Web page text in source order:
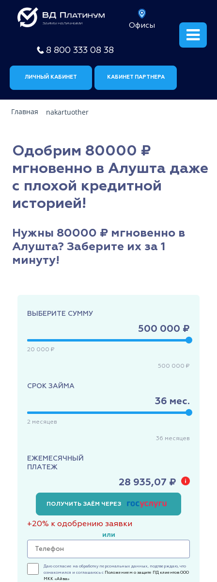
Офисы
8 800 333 08 38
ЛИЧНЫЙ КАБИНЕТ КАБИНЕТ ПАРТНЕРА
Главная nakartuother
Одобрим 80000 ₽
мгновенно в Алушта даже
с плохой кредитной
историей!
Нужны 80000 ₽ мгновенно в
Алушта? Заберите их за 1
минуту!
ВЫБЕРИТЕ СУММУ
500 000 ₽
20 000 ₽
500 000 ₽
СРОК ЗАЙМА
36 мес.
2 месяцев
36 месяцев
ЕЖЕМЕСЯЧНЫЙ
ПЛАТЕЖ
28 935,07 ₽
ПОЛУЧИТЬ ЗАЁМ ЧЕРЕЗ
+20% к одобрению заявки
или
Даю согласие на обработку персональных данных, подтверждаю, что
ознакомился и соглашаюсь с Положением о защите ПД клиентов ООО
МКК «Айва»